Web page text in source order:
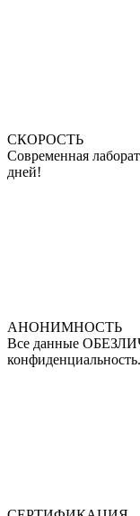
СКОРОСТЬ
Современная
дней!
АНОНИМНОСТЬ
Все данные
конфиденциальность.